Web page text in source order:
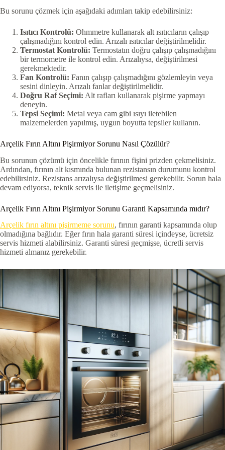
Bu sorunu çözmek için aşağıdaki adımları takip edebilirsiniz:
Isıtıcı Kontrolü: Ohmmetre kullanarak alt ısıtıcıların çalışıp
çalışmadığını kontrol edin. Arızalı ısıtıcılar değiştirilmelidir.
Termostat Kontrolü: Termostatın doğru çalışıp çalışmadığını
bir termometre ile kontrol edin. Arızalıysa, değiştirilmesi
gerekmektedir.
Fan Kontrolü: Fanın çalışıp çalışmadığını gözlemleyin veya
sesini dinleyin. Arızalı fanlar değiştirilmelidir.
Doğru Raf Seçimi: Alt rafları kullanarak pişirme yapmayı
deneyin.
Tepsi Seçimi: Metal veya cam gibi ısıyı iletebilen
malzemelerden yapılmış, uygun boyutta tepsiler kullanın.
Arçelik Fırın Altını Pişirmiyor Sorunu Nasıl Çözülür?
Bu sorunun çözümü için öncelikle fırının fişini prizden çekmelisiniz.
Ardından, fırının alt kısmında bulunan rezistansın durumunu kontrol
edebilirsiniz. Rezistans arızalıysa değiştirilmesi gerekebilir. Sorun hala
devam ediyorsa, teknik servis ile iletişime geçmelisiniz.
Arçelik Fırın Altını Pişirmiyor Sorunu Garanti Kapsamında mıdır?
Arçelik fırın altını pişirmeme sorunu, fırının garanti kapsamında olup
olmadığına bağlıdır. Eğer fırın hala garanti süresi içindeyse, ücretsiz
servis hizmeti alabilirsiniz. Garanti süresi geçmişse, ücretli servis
hizmeti almanız gerekebilir.